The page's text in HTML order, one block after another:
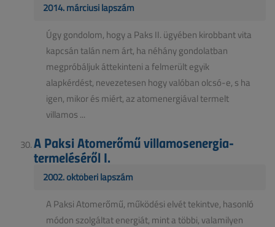
2014. márciusi lapszám
Úgy gondolom, hogy a Paks II. ügyében kirobbant vita
kapcsán talán nem árt, ha néhány gondolatban
megpróbáljuk áttekinteni a felmerült egyik
alapkérdést, nevezetesen hogy valóban olcsó-e, s ha
igen, mikor és miért, az atomenergiával termelt
villamos ...
A Paksi Atomerőmű villamosenergia-
termeléséről I.
2002. októberi lapszám
A Paksi Atomerőmű, működési elvét tekintve, hasonló
módon szolgáltat energiát, mint a többi, valamilyen